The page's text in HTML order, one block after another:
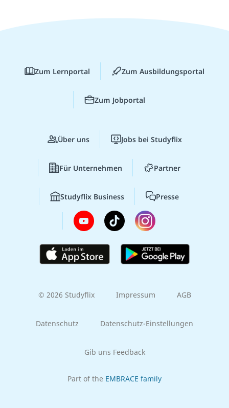
Zum Lernportal Zum Ausbildungsportal
Zum Jobportal
Über uns Jobs bei Studyflix
Für Unternehmen Partner
Studyflix Business Presse
© 2026 Studyflix Impressum AGB
Datenschutz Datenschutz-Einstellungen
Gib uns Feedback
Part of the EMBRACE family